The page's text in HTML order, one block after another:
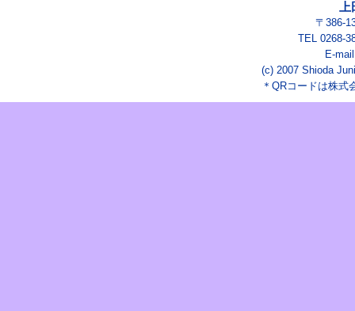
〒386-
TEL 0268-
E-
(c) 2007 Shioda
＊QRコードは株式